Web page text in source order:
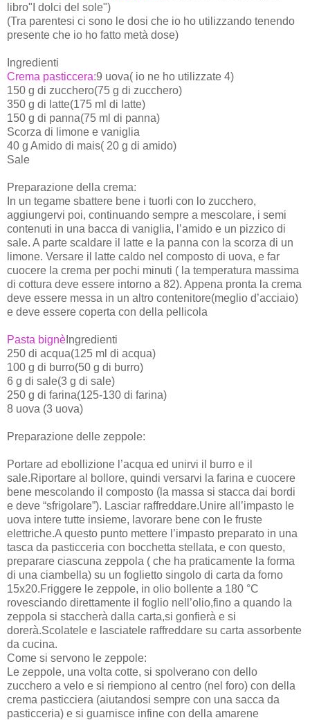
libro"I dolci del sole")
(Tra parentesi ci sono le dosi che io ho utilizzando tenendo
presente che io ho fatto metà dose)
Ingredienti
Crema pasticcera:9 uova( io ne ho utilizzate 4)
150 g di zucchero(75 g di zucchero)
350 g di latte(175 ml di latte)
150 g di panna(75 ml di panna)
Scorza di limone e vaniglia
40 g Amido di mais( 20 g di amido)
Sale
Preparazione della crema:
In un tegame sbattere bene i tuorli con lo zucchero,
aggiungervi poi, continuando sempre a mescolare, i semi
contenuti in una bacca di vaniglia, l’amido e un pizzico di
sale. A parte scaldare il latte e la panna con la scorza di un
limone. Versare il latte caldo nel composto di uova, e far
cuocere la crema per pochi minuti ( la temperatura massima
di cottura deve essere intorno a 82). Appena pronta la crema
deve essere messa in un altro contenitore(meglio d’acciaio)
e deve essere coperta con della pellicola
Pasta bignè Ingredienti
250 di acqua(125 ml di acqua)
100 g di burro(50 g di burro)
6 g di sale(3 g di sale)
250 g di farina(125-130 di farina)
8 uova (3 uova)
Preparazione delle zeppole:
Portare ad ebollizione l’acqua ed unirvi il burro e il
sale.Riportare al bollore, quindi versarvi la farina e cuocere
bene mescolando il composto (la massa si stacca dai bordi
e deve “sfrigolare”). Lasciar raffreddare.Unire all’impasto le
uova intere tutte insieme, lavorare bene con le fruste
elettriche.A questo punto mettere l’impasto preparato in una
tasca da pasticceria con bocchetta stellata, e con questo,
preparare ciascuna zeppola ( che ha praticamente la forma
di una ciambella) su un foglietto singolo di carta da forno
15x20.Friggere le zeppole, in olio bollente a 180 °C
rovesciando direttamente il foglio nell’olio,fino a quando la
zeppola si staccherà dalla carta,si gonfierà e si
dorerà.Scolatele e lasciatele raffreddare su carta assorbente
da cucina.
Come si servono le zeppole:
Le zeppole, una volta cotte, si spolverano con dello
zucchero a velo e si riempiono al centro (nel foro) con della
crema pasticciera (aiutandosi sempre con una sacca da
pasticceria) e si guarnisce infine con della amarene